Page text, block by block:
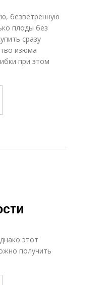
безветренную
плоды без
сразу
изюма
при этом
этот
получить